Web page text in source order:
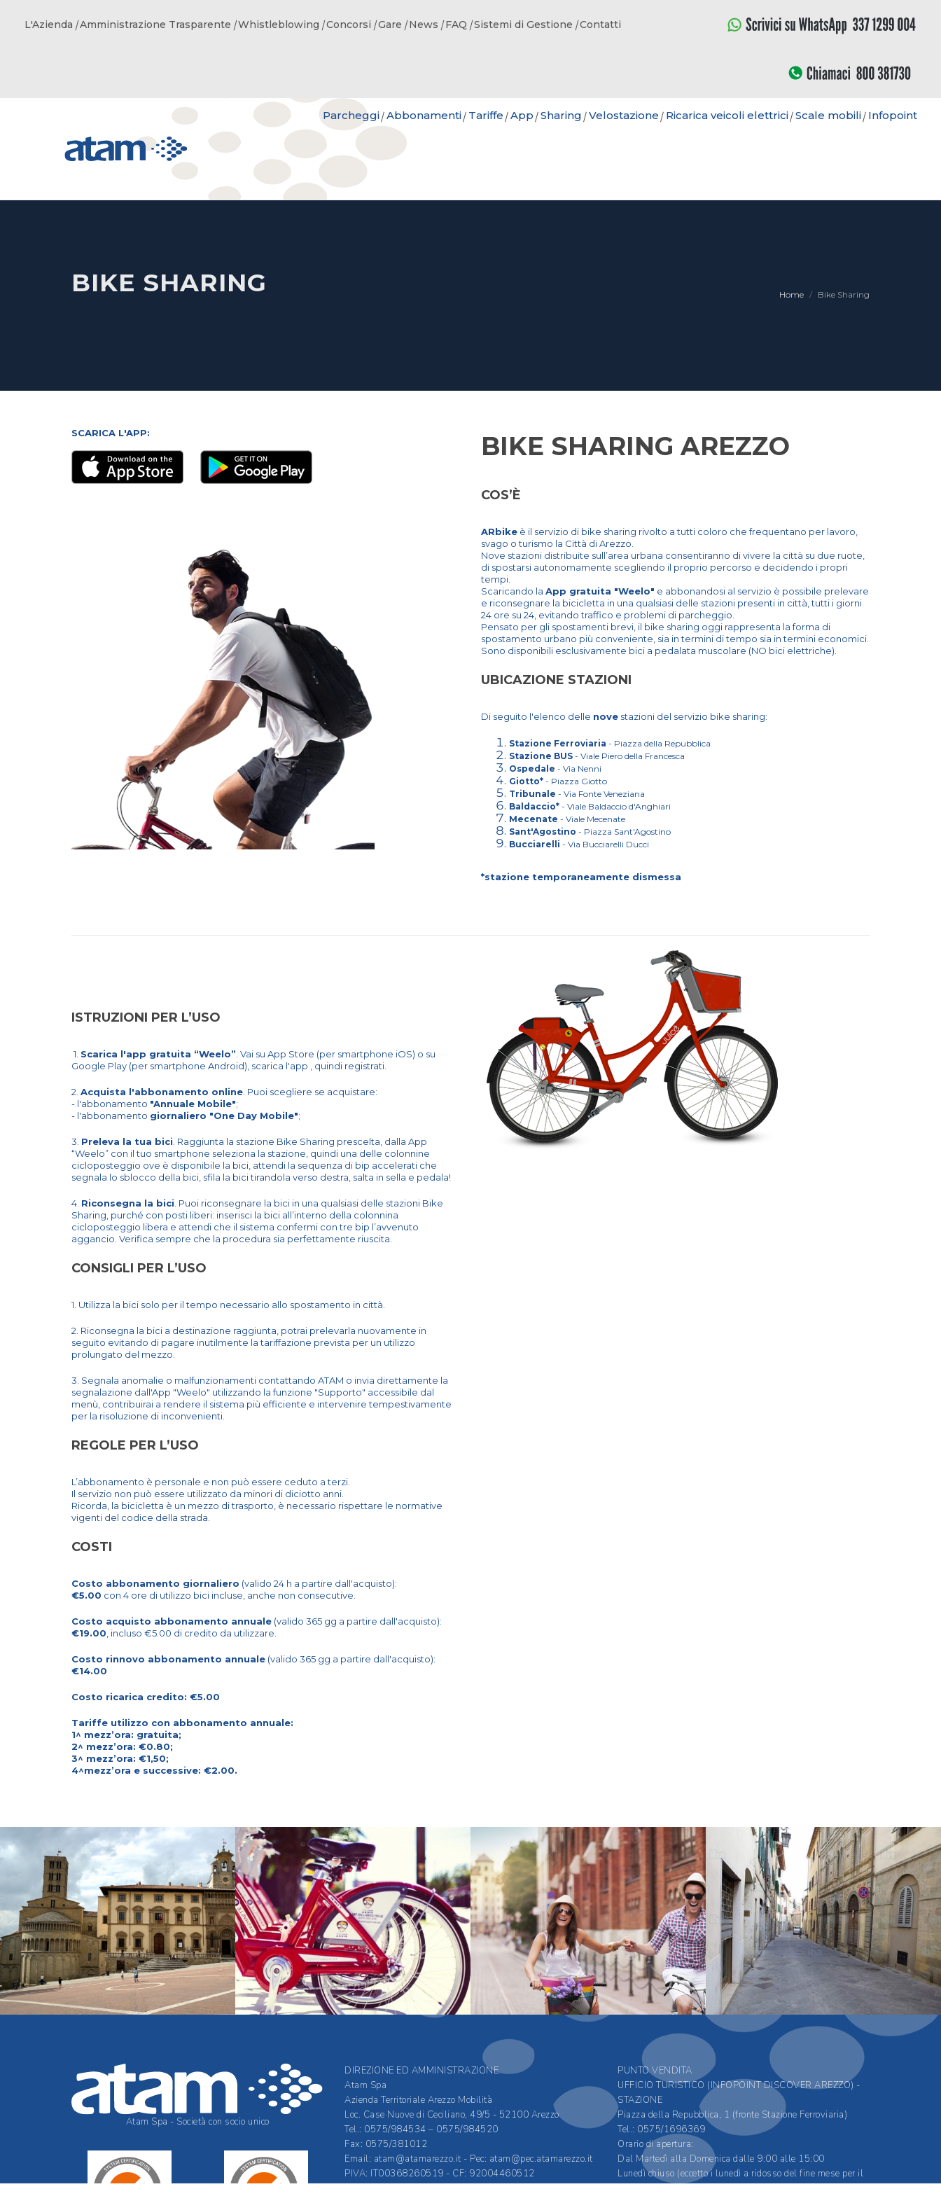
L'Azienda Amministrazione Trasparente Whistleblowing Concorsi Gare News FAQ Sistemi di Gestione Contatti
Parcheggi Abbonamenti Tariffe App Sharing Velostazione Ricarica veicoli elettrici Scale mobili Infopoint
BIKE SHARING Home Bike Sharing
SCARICA L'APP: BIKE SHARING AREZZO
COS’È
ARbike è il servizio di bike sharing rivolto a tutti coloro che frequentano per lavoro,
svago o turismo la Città di Arezzo.
Nove stazioni distribuite sull’area urbana consentiranno di vivere la città su due ruote,
di spostarsi autonomamente scegliendo il proprio percorso e decidendo i propri
tempi.
Scaricando la App gratuita "Weelo" e abbonandosi al servizio è possibile prelevare
e riconsegnare la bicicletta in una qualsiasi delle stazioni presenti in città, tutti i giorni
24 ore su 24, evitando traffico e problemi di parcheggio.
Pensato per gli spostamenti brevi, il bike sharing oggi rappresenta la forma di
spostamento urbano più conveniente, sia in termini di tempo sia in termini economici.
Sono disponibili esclusivamente bici a pedalata muscolare (NO bici elettriche).
UBICAZIONE STAZIONI
Di seguito l'elenco delle nove stazioni del servizio bike sharing:
Stazione Ferroviaria - Piazza della Repubblica
Stazione BUS - Viale Piero della Francesca
Ospedale - Via Nenni
Giotto* - Piazza Giotto
Tribunale - Via Fonte Veneziana
Baldaccio* - Viale Baldaccio d'Anghiari
Mecenate - Viale Mecenate
Sant'Agostino - Piazza Sant'Agostino
Bucciarelli - Via Bucciarelli Ducci
*stazione temporaneamente dismessa
ISTRUZIONI PER L’USO
1. Scarica l'app gratuita “Weelo” . Vai su App Store (per smartphone iOS) o su
Google Play (per smartphone Android), scarica l'app , quindi registrati.
2. Acquista l'abbonamento online . Puoi scegliere se acquistare:
- l'abbonamento "Annuale Mobile";
- l'abbonamento giornaliero "One Day Mobile";
3. Preleva la tua bici . Raggiunta la stazione Bike Sharing prescelta, dalla App
“Weelo” con il tuo smartphone seleziona la stazione, quindi una delle colonnine
cicloposteggio ove è disponibile la bici, attendi la sequenza di bip accelerati che
segnala lo sblocco della bici, sfila la bici tirandola verso destra, salta in sella e pedala!
4. Riconsegna la bici . Puoi riconsegnare la bici in una qualsiasi delle stazioni Bike
Sharing, purché con posti liberi: inserisci la bici all’interno della colonnina
cicloposteggio libera e attendi che il sistema confermi con tre bip l’avvenuto
aggancio. Verifica sempre che la procedura sia perfettamente riuscita.
CONSIGLI PER L’USO
1. Utilizza la bici solo per il tempo necessario allo spostamento in città.
2. Riconsegna la bici a destinazione raggiunta, potrai prelevarla nuovamente in
seguito evitando di pagare inutilmente la tariffazione prevista per un utilizzo
prolungato del mezzo.
3. Segnala anomalie o malfunzionamenti contattando ATAM o invia direttamente la
segnalazione dall'App "Weelo" utilizzando la funzione "Supporto" accessibile dal
menù, contribuirai a rendere il sistema più efficiente e intervenire tempestivamente
per la risoluzione di inconvenienti.
REGOLE PER L’USO
L’abbonamento è personale e non può essere ceduto a terzi.
Il servizio non può essere utilizzato da minori di diciotto anni.
Ricorda, la bicicletta è un mezzo di trasporto, è necessario rispettare le normative
vigenti del codice della strada.
COSTI
Costo abbonamento giornaliero (valido 24 h a partire dall'acquisto):
€5.00 con 4 ore di utilizzo bici incluse, anche non consecutive.
Costo acquisto abbonamento annuale (valido 365 gg a partire dall'acquisto):
€19.00 , incluso €5.00 di credito da utilizzare.
Costo rinnovo abbonamento annuale (valido 365 gg a partire dall'acquisto):
€14.00
Costo ricarica credito: €5.00
Tariffe utilizzo con abbonamento annuale:
1^ mezz’ora: gratuita;
2^ mezz’ora: €0.80;
3^ mezz’ora: €1,50;
4^mezz’ora e successive: €2.00.
Atam Spa - Società con socio unico
DIREZIONE ED AMMINISTRAZIONE
Atam Spa
Azienda Territoriale Arezzo Mobilità
Loc. Case Nuove di Ceciliano, 49/5 - 52100 Arezzo
Tel.: 0575/984534 – 0575/984520
Fax: 0575/381012
Email: atam@atamarezzo.it - Pec: atam@pec.atamarezzo.it
PIVA: IT00368260519 - CF: 92004460512
PUNTO VENDITA
UFFICIO TURISTICO (INFOPOINT DISCOVER AREZZO) -
STAZIONE
Piazza della Repubblica, 1 (fronte Stazione Ferroviaria)
Tel.: 0575/1696369
Orario di apertura:
Dal Martedì alla Domenica dalle 9:00 alle 15:00
Lunedì chiuso (eccetto i lunedì a ridosso del fine mese per il